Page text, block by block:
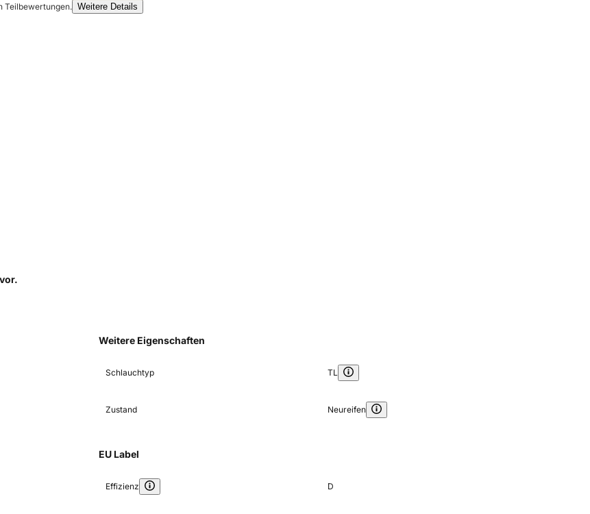
Teilbewertungen. Weitere Details
vor.
Weitere Eigenschaften
Schlauchtyp TL
Zustand Neureifen
EU Label
Effizienz D